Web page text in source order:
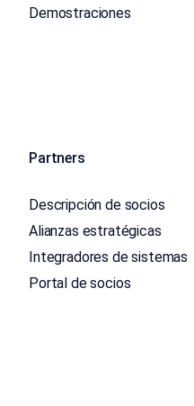
Demostraciones
Partners
Descripción de socios
Alianzas estratégicas
Integradores de sistemas
Portal de socios